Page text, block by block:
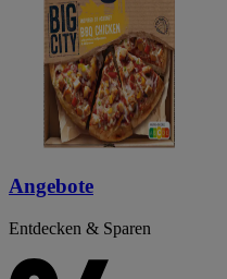
Angebote
Entdecken & Sparen